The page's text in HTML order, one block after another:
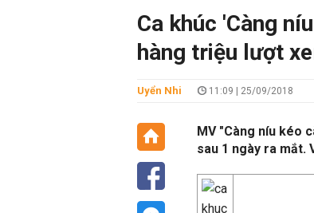
Ca khúc 'Càng
hàng triệu lượt
Uyển Nhi 11:09 | 25/09/2018
MV "Càng níu kéo
sau 1 ngày ra mắt.